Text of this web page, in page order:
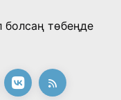
базары»
төбеңде